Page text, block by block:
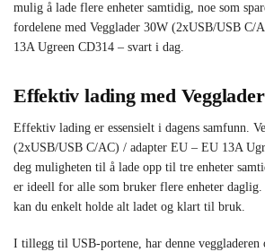
mulig å lade flere enheter samtidig, noe som
fordelene med Vegglader 30W (2xUSB/USB C/
13A Ugreen CD314 – svart i dag.
Effektiv lading med Vegglader
Effektiv lading er essensielt i dagens samfunn.
(2xUSB/USB C/AC) / adapter EU – EU 13A
deg muligheten til å lade opp til tre enheter
er ideell for alle som bruker flere enheter
kan du enkelt holde alt ladet og klart til bruk.
I tillegg til USB-portene, har denne veggladeren